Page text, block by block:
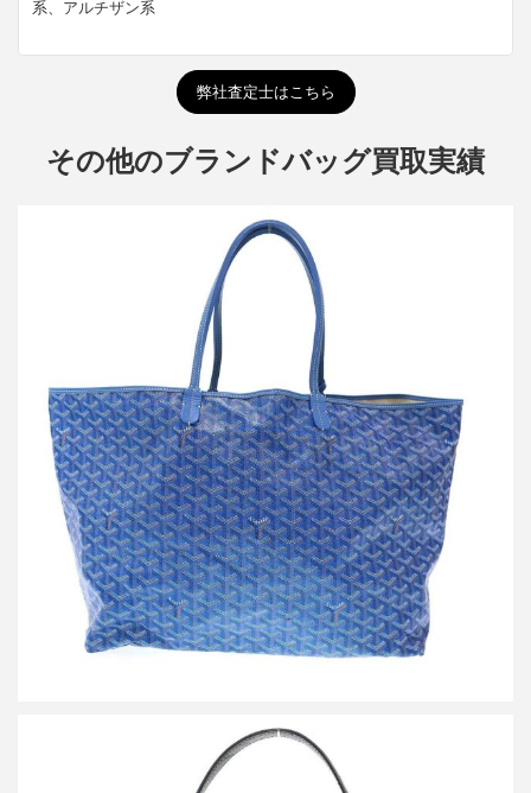
系、アルチザン系
弊社査定士はこちら
その他のブランドバッグ買取実績
ゴヤール Saint Louis GM サンルイ トートバッグ
買取金額127,000円
詳しく見る